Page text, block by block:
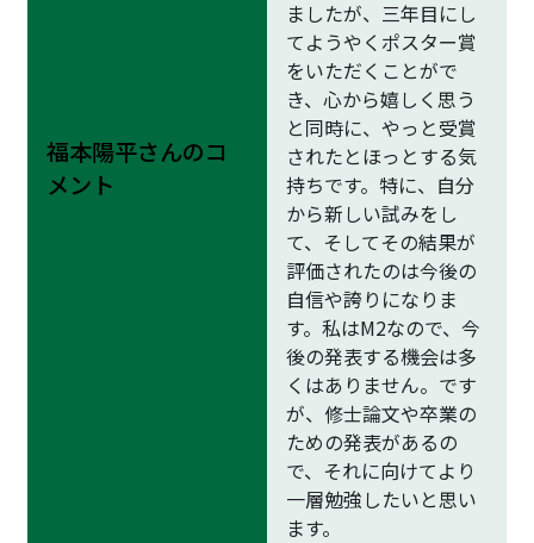
福本陽平さんのコ
メント
ましたが、三年目にし
てようやくポスター賞
をいただくことがで
き、心から嬉しく思う
と同時に、やっと受賞
されたとほっとする気
持ちです。特に、自分
から新しい試みをし
て、そしてその結果が
評価されたのは今後の
自信や誇りになりま
す。私はM2なので、今
後の発表する機会は多
くはありません。です
が、修士論文や卒業の
ための発表があるの
で、それに向けてより
一層勉強したいと思い
ます。